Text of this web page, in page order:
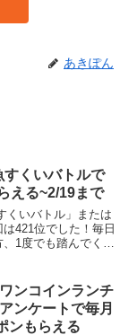
あきぽん
くいバトルで
える~2/19まで
いバトル」または
421位でした！毎日
1度でも踏んでくだ
皆さんありがとう...
ンコインランチ
ンケートで毎月
ンもらえる